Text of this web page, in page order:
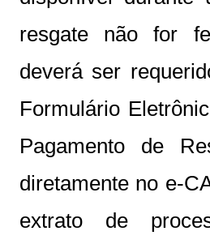
resgate não for
deverá ser
Formulário
Pagamento de
diretamente no e-
extrato de